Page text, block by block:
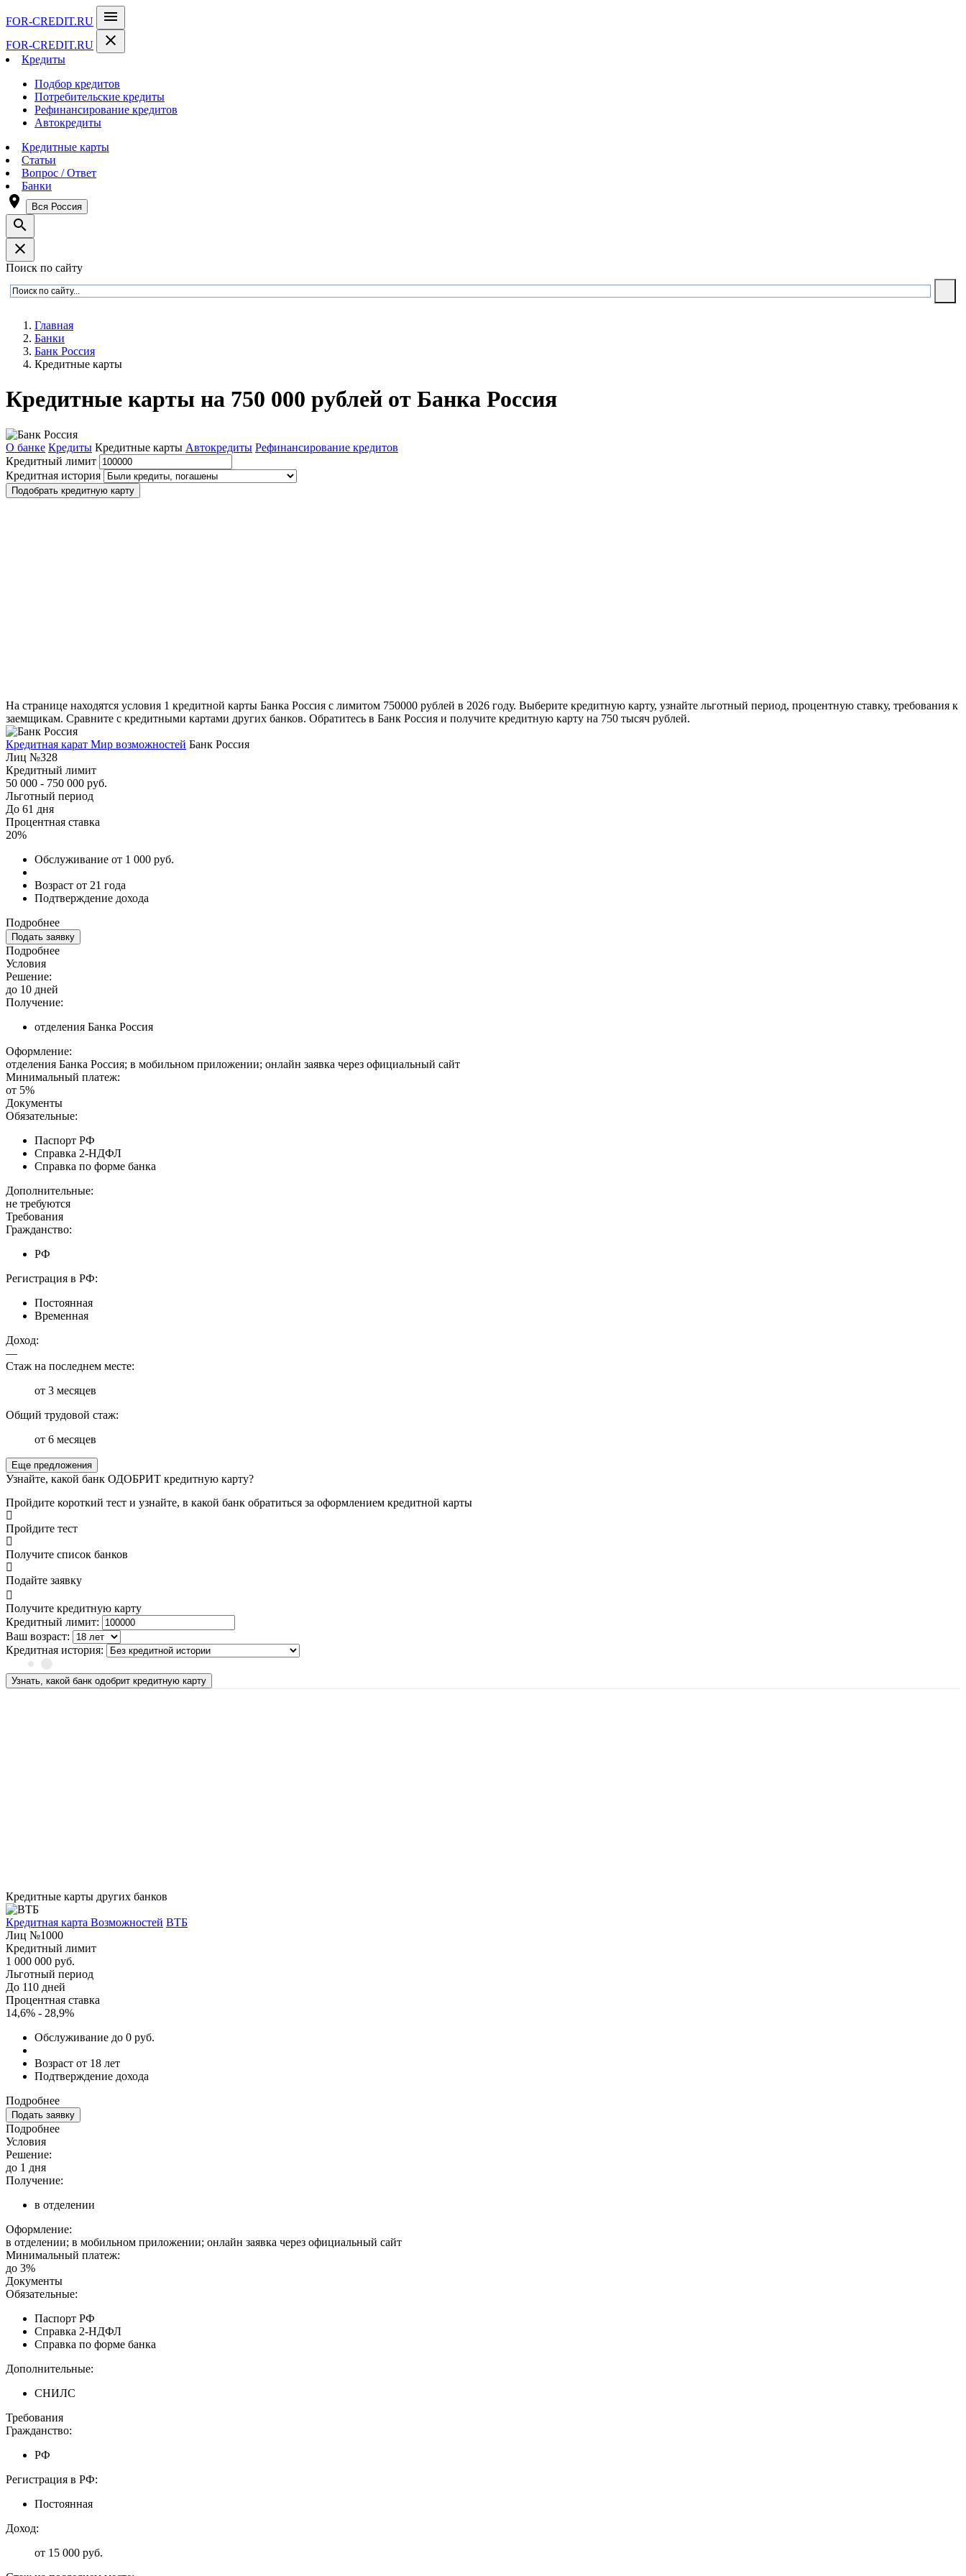
FOR-CREDIT.RU menu
FOR-CREDIT.RU close
Кредиты
Подбор кредитов
Потребительские кредиты
Рефинансирование кредитов
Автокредиты
Кредитные карты
Статьи
Вопрос / Ответ
Банки
room Вся Россия
search
close
Поиск по сайту
Главная
Банки
Банк Россия
Кредитные карты
Кредитные карты на 750 000 рублей от Банка Россия
О банке Кредиты Кредитные карты Автокредиты Рефинансирование кредитов
Кредитный лимит
Кредитная история
Подобрать кредитную карту
На странице находятся условия 1 кредитной карты Банка Россия с лимитом 750000 рублей в 2026 году. Выберите кредитную карту, узнайте льготный период, процентную ставку, требования к
заемщикам. Сравните с кредитными картами других банков. Обратитесь в Банк Россия и получите кредитную карту на 750 тысяч рублей.
Кредитная карат Мир возможностей Банк Россия
Лиц №328
Кредитный лимит
50 000 - 750 000 руб.
Льготный период
До 61 дня
Процентная ставка
20%
Обслуживание от 1 000 руб.
Возраст от 21 года
Подтверждение дохода
Подробнее
Подать заявку
Подробнее
Условия
Решение:
до 10 дней
Получение:
отделения Банка Россия
Оформление:
отделения Банка Россия; в мобильном приложении; онлайн заявка через официальный сайт
Минимальный платеж:
от 5%
Документы
Обязательные:
Паспорт РФ
Справка 2-НДФЛ
Справка по форме банка
Дополнительные:
не требуются
Требования
Гражданство:
РФ
Регистрация в РФ:
Постоянная
Временная
Доход:
—
Стаж на последнем месте:
от 3 месяцев
Общий трудовой стаж:
от 6 месяцев
Еще предложения
Узнайте, какой банк ОДОБРИТ кредитную карту?
Пройдите короткий тест и узнайте, в какой банк обратиться за оформлением кредитной карты
Пройдите тест
Получите список банков
Подайте заявку
Получите кредитную карту
Кредитный лимит:
Ваш возраст:
Кредитная история:
Узнать, какой банк одобрит кредитную карту
Кредитные карты других банков
Кредитная карта Возможностей ВТБ
Лиц №1000
Кредитный лимит
1 000 000 руб.
Льготный период
До 110 дней
Процентная ставка
14,6% - 28,9%
Обслуживание до 0 руб.
Возраст от 18 лет
Подтверждение дохода
Подробнее
Подать заявку
Подробнее
Условия
Решение:
до 1 дня
Получение:
в отделении
Оформление:
в отделении; в мобильном приложении; онлайн заявка через официальный сайт
Минимальный платеж:
до 3%
Документы
Обязательные:
Паспорт РФ
Справка 2-НДФЛ
Справка по форме банка
Дополнительные:
СНИЛС
Требования
Гражданство:
РФ
Регистрация в РФ:
Постоянная
Доход:
от 15 000 руб.